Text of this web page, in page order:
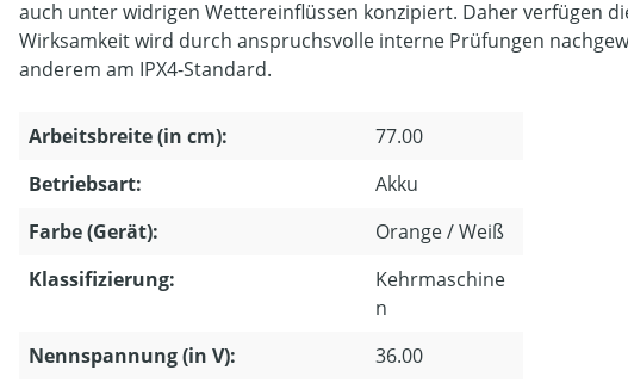
auch unter widrigen Wettereinflüssen konzipiert. Daher verfügen
Wirksamkeit wird durch anspruchsvolle interne Prüfungen
anderem am IPX4-Standard.
Arbeitsbreite (in cm):
77.00
Betriebsart:
Akku
Farbe (Gerät):
Orange / Weiß
Klassifizierung:
Kehrmaschine
n
Nennspannung (in V):
36.00